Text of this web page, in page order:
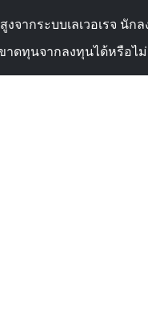
จากระบบเลเวอเรจ นัก
าดทุนจากลงทุนได้หรือไม่
ภาษา